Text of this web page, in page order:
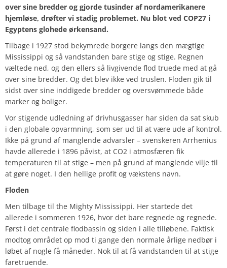
over sine bredder og gjorde tusinder af nordamerikanere
hjemløse, drøfter vi stadig problemet. Nu blot ved COP27 i
Egyptens glohede ørkensand.
Tilbage i 1927 stod bekymrede borgere langs den mægtige
Mississippi og så vandstanden bare stige og stige. Regnen
væltede ned, og den ellers så livgivende flod truede med at gå
over sine bredder. Og det blev ikke ved truslen. Floden gik til
sidst over sine inddigede bredder og oversvømmede både
marker og boliger.
Vor stigende udledning af drivhusgasser har siden da sat skub
i den globale opvarmning, som ser ud til at være ude af kontrol.
Ikke på grund af manglende advarsler – svenskeren Arrhenius
havde allerede i 1896 påvist, at CO2 i atmosfæren fik
temperaturen til at stige – men på grund af manglende vilje til
at gøre noget. I den hellige profit og vækstens navn.
Floden
Men tilbage til the Mighty Mississippi. Her startede det
allerede i sommeren 1926, hvor det bare regnede og regnede.
Først i det centrale flodbassin og siden i alle tilløbene. Faktisk
modtog området op mod ti gange den normale årlige nedbør i
løbet af nogle få måneder. Nok til at få vandstanden til at stige
faretruende.